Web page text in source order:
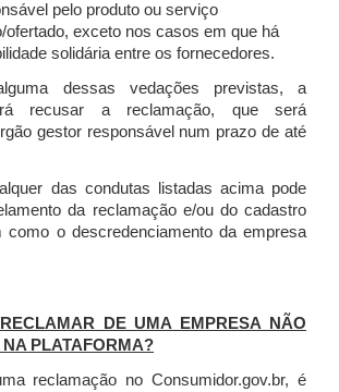
pelo produto ou serviço
ofertado, exceto nos casos em que há
solidária entre os fornecedores.
dessas vedações previstas, a
recusar a reclamação, que será
gestor responsável num prazo de até
das condutas listadas acima pode
da reclamação e/ou do cadastro
como o descredenciamento da empresa
DE UMA EMPRESA NÃO
PLATAFORMA?
reclamação no Consumidor.gov.br, é